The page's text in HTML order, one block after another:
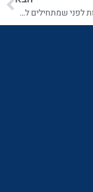
הגדרת הגדרות לפני שמתחילים לפרסם באתר